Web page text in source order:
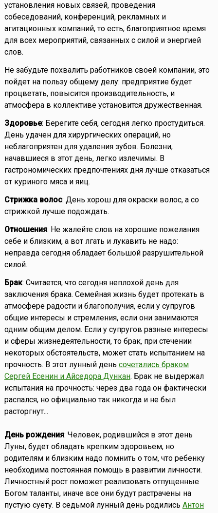
установления новых связей, проведения
собеседований, конференций, рекламных и
агитационных компаний, то есть, благоприятное время
для всех мероприятий, связанных с силой и энергией
слов.
Не забудьте похвалить работников своей компании, это
пойдет на пользу общему делу: предприятие будет
процветать, повысится производительность, и
атмосфера в коллективе установится дружественная.
Здоровье: Берегите себя, сегодня легко простудиться.
День удачен для хирургических операций, но
неблагоприятен для удаления зубов. Болезни,
начавшиеся в этот день, легко излечимы. В
гастрономических предпочтениях дня лучше отказаться
от куриного мяса и яиц.
Стрижка волос: День хорош для окраски волос, а со
стрижкой лучше подождать.
Отношения: Не жалейте слов на хорошие пожелания
себе и близким, а вот лгать и лукавить не надо:
неправда сегодня обладает большой разрушительной
силой.
Брак: Считается, что сегодня неплохой день для
заключения брака. Семейная жизнь будет протекать в
атмосфере радости и благополучия, если у супругов
общие интересы и стремления, если они занимаются
одним общим делом. Если у супругов разные интересы
и сферы жизнедеятельности, то брак, при стечении
некоторых обстоятельств, может стать испытанием на
прочность. В этот лунный день сочетались браком
Сергей Есенин и Айседора Дункан. Брак не выдержал
испытания на прочность: через два года он фактически
распался, но официально так никогда и не был
расторгнут...
День рождения: Человек, родившийся в этот день
Луны, будет обладать крепким здоровьем, но
родителям и близким надо помнить о том, что ребенку
необходима постоянная помощь в развитии личности.
Личностный рост поможет реализовать отпущенные
Богом таланты, иначе все они будут растрачены на
пустую суету. В седьмой лунный день родились Антон